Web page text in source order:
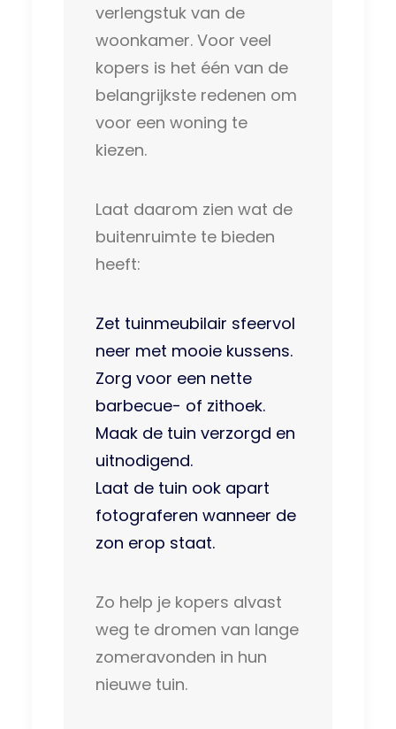
verlengstuk van de
woonkamer. Voor veel
kopers is het één van de
belangrijkste redenen om
voor een woning te
kiezen.
Laat daarom zien wat de
buitenruimte te bieden
heeft:
Zet tuinmeubilair sfeervol
neer met mooie kussens.
Zorg voor een nette
barbecue- of zithoek.
Maak de tuin verzorgd en
uitnodigend.
Laat de tuin ook apart
fotograferen wanneer de
zon erop staat.
Zo help je kopers alvast
weg te dromen van lange
zomeravonden in hun
nieuwe tuin.